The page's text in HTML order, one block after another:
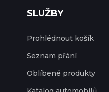
SLUŽBY
Prohlédnout košík
Seznam přání
Oblíbené produkty